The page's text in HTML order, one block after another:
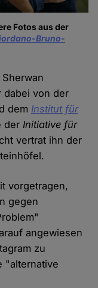
Fotos aus der
Bruno-
dabei von der
dem Institut für
der Initiative für
vertrat ihn der
vorgetragen,
gegen
angewiesen
zu
"alternative